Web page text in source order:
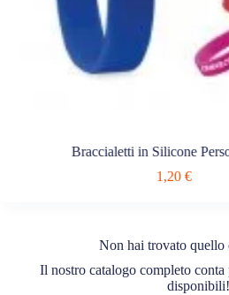
Braccialetti in Silicone
1,20€
Non hai trovato quello
Il nostro catalogo completo
disponibili!